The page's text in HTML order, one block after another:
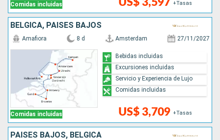
Comidas incluidas +Tasas
BÉLGICA, PAISES BAJOS
Comidas incluidas
Amafiora 8 d Amsterdam 27/11/2027
US$ 3,709 +Tasas
Bebidas incluidas
Excursiones incluidas
Servicio y Experiencia de Lujo
Comidas incluidas
PAISES BAJOS, BÉLGICA